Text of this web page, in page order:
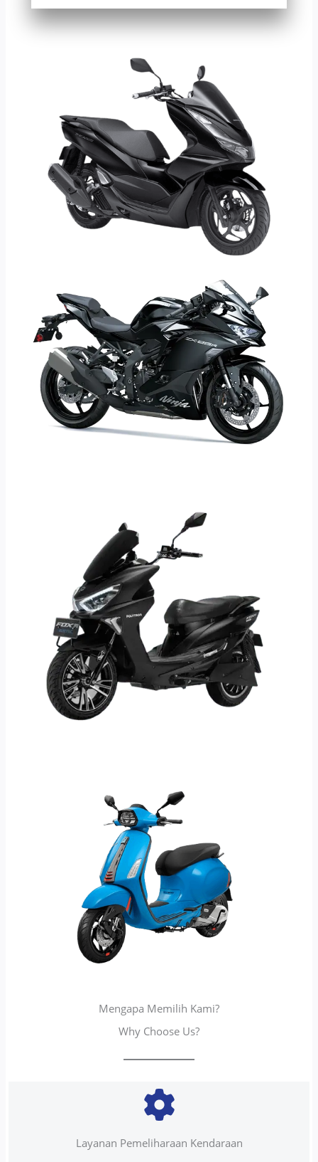
Mengapa Memilih Kami?
Why Choose Us?
Layanan Pemeliharaan Kendaraan